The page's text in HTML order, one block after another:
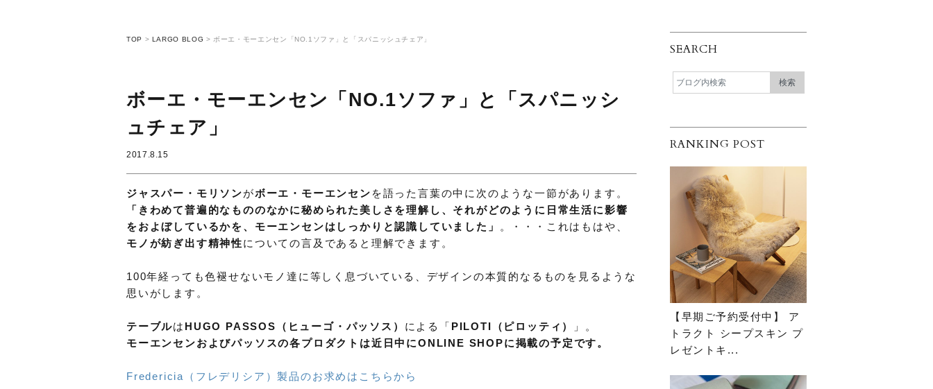
TOP > LARGO BLOG > ボーエ・モーエンセン「NO.1ソファ」と「スパニッシュチェア」
ボーエ・モーエンセン「NO.1ソファ」と「スパニッシ
ュチェア」
2017.8.15
ジャスパー・モリソンがボーエ・モーエンセン を語った言葉の中に次のような一節があります。
「きわめて普遍的なもののなかに秘められた美しさを理解し、それがどのように日常生活に影響
をおよぼしているかを、モーエンセンはしっかりと認識していました」
。・・・これはもはや、
モノが紡ぎ出す精神性についての言及であると理解できます。
100年経っても色褪せないモノ達に等しく息づいている、デザインの本質的なるものを見るような
思いがします。
テーブルは HUGO PASSOS（ヒューゴ・パッソス） による「 PILOTI（ピロッティ）
」。
モーエンセンおよびパッソスの各プロダクトは近日中にONLINE SHOPに掲載の予定です。
Fredericia（フレデリシア）製品のお求めはこちらから
SEARCH
RANKING POST
【早期ご予約受付中】 ア
トラクト シープスキン プ
レゼントキ...